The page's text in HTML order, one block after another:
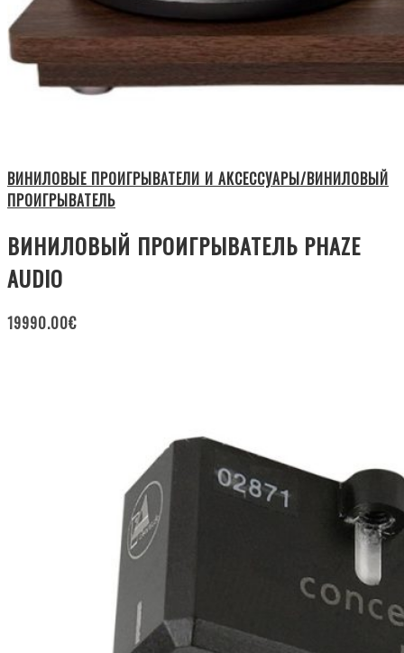
ВИНИЛОВЫЕ ПРОИГРЫВАТЕЛИ И АКСЕССУАРЫ/ВИНИЛОВЫЙ
ПРОИГРЫВАТЕЛЬ
ВИНИЛОВЫЙ ПРОИГРЫВАТЕЛЬ PHAZE
AUDIO
19990.00€